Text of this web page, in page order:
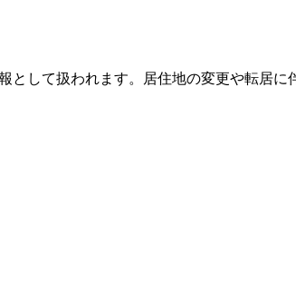
して扱われます。居住地の変更や転居